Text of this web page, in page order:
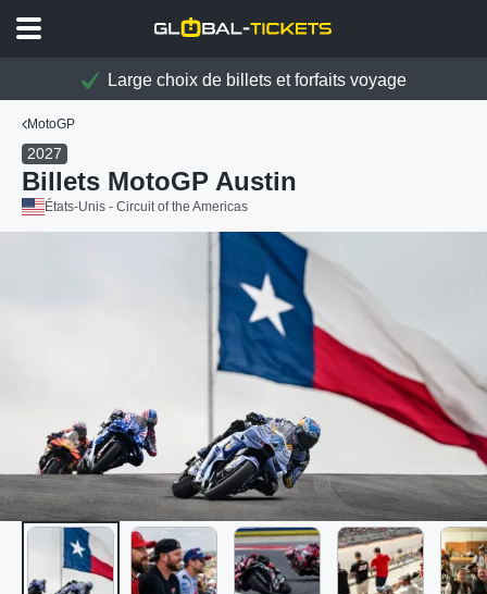
Large choix de billets et forfaits voyage
MotoGP
2027
Billets MotoGP Austin
États-Unis - Circuit of the Americas